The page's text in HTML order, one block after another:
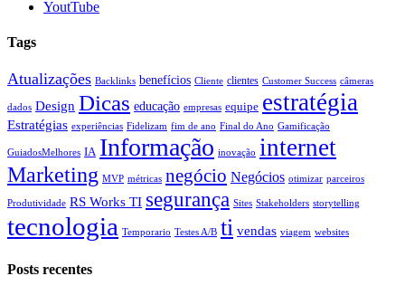
YoutTube
Tags
Atualizações Backlinks benefícios Cliente clientes Customer Success câmeras
dados Design Dicas educação empresas equipe estratégia
Estratégias experiências Fidelizam fim de ano Final do Ano Gamificação
GuiadosMelhores IA Informação inovação internet
Marketing MVP métricas negócio Negócios otimizar parceiros
Produtividade RS Works TI segurança Sites Stakeholders storytelling
tecnologia Temporario Testes A/B ti vendas viagem websites
Posts recentes